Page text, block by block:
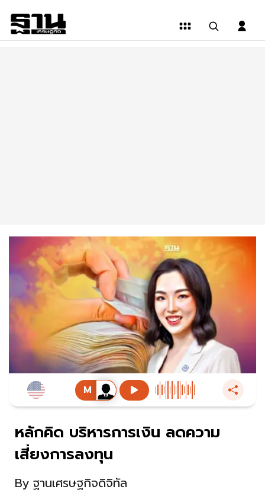
หลักคิด บริหารการเงิน ลดความ
เสี่ยงการลงทุน
By ฐานเศรษฐกิจดิจิทัล